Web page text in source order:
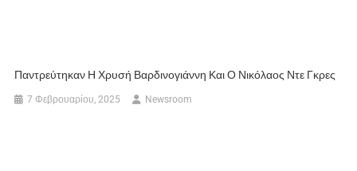
Παντρεύτηκαν Η Χρυσή Βαρδινογιάννη Και Ο Νικόλαος Ντε Γκρες
7 Φεβρουαρίου, 2025 Newsroom